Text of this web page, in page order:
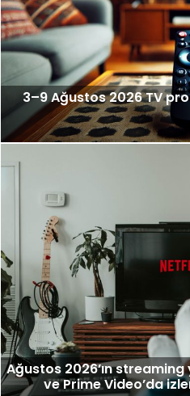
3–9 Ağustos 2026 TV
Ağustos 2026’ın
ve Prime Video’da